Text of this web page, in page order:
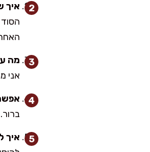
איך
מה
אני
איך